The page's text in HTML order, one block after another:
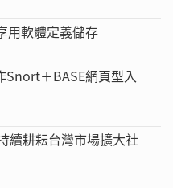
用軟體定義儲存
＋BASE網頁型入
續耕耘台灣市場擴大社